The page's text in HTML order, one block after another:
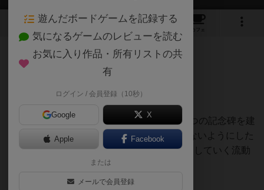
3 1
カフェ
668名 2名 0 2年弱前
過去に流れていく6つの時代に最大2つずつの記念碑を建
ててその能力を駆使して知識を取りこぼさないようにした
り技術を得たりしながら過去のもの(遺跡)にしていく流動
型エンジンビルドゲーム。
遊んだボードゲームを記録する
気になるゲームのレビューを読む
お気に入り作品・所有リストの共
有
ログイン / 会員登録（10秒）
Google X
Apple Facebook
または
メールで会員登録